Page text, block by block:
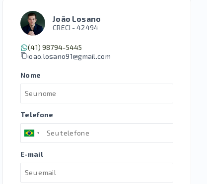
João Losano
CRECI -42494
(41) 98794-5445
joao.losano91@gmail.com
Nome
Telefone
E-mail